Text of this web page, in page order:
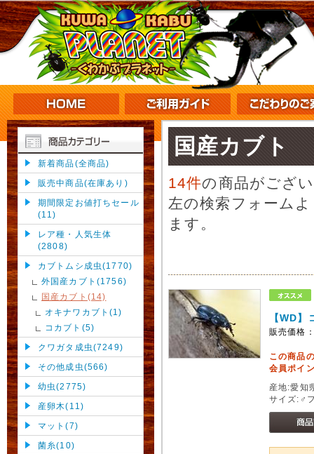
新着商品(全商品)
販売中商品(在庫あり)
期間限定お値打ちセール
(11)
レア種・人気生体
(2808)
カブトムシ成虫(1770)
外国産カブト(1756)
国産カブト(14)
オキナワカブト(1)
コカブト(5)
クワガタ成虫(7249)
その他成虫(566)
幼虫(2775)
産卵木(11)
マット(7)
菌糸(10)
国産カブト
14件の商品がござ
左の検索フォーム
ます。
【WD
販売価格
この商品
会員ポイ
産地:愛
サイズ:♂